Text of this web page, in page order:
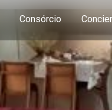
Consórcio